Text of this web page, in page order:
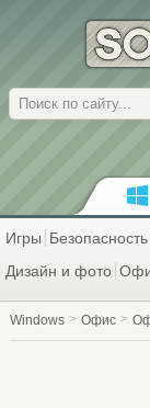
Поиск
Игры Безопасность
Дизайн и фото
Windows Офис